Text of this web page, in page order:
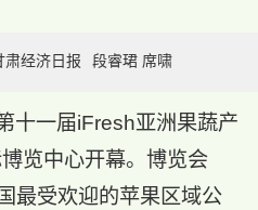
肃经济日报 段睿珺 席啸
十一届iFresh亚洲果蔬产
览中心开幕。博览会
最受欢迎的苹果区域公